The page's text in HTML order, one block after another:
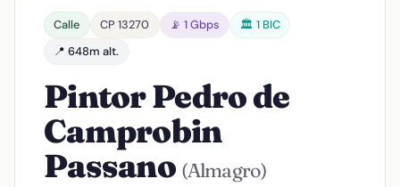
Calle CP 13270 📡 1 Gbps
🏛️ 1 BIC
📍 648m alt.
Pintor Pedro de
Camprobin
Passano (Almagro)